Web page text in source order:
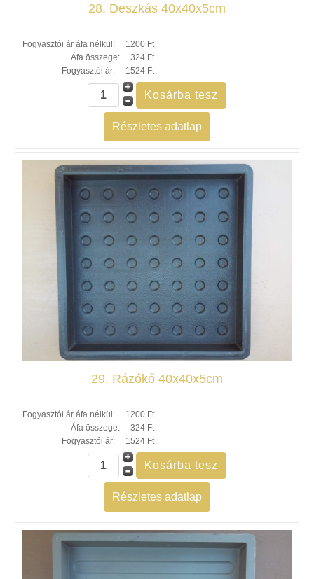
28. Deszkás 40x40x5cm
Fogyasztói ár áfa nélkül:
1200 Ft
Áfa összege:
324 Ft
Fogyasztói ár:
1524 Ft
Részletes adatlap
29. Rázókő 40x40x5cm
Fogyasztói ár áfa nélkül:
1200 Ft
Áfa összege:
324 Ft
Fogyasztói ár:
1524 Ft
Részletes adatlap